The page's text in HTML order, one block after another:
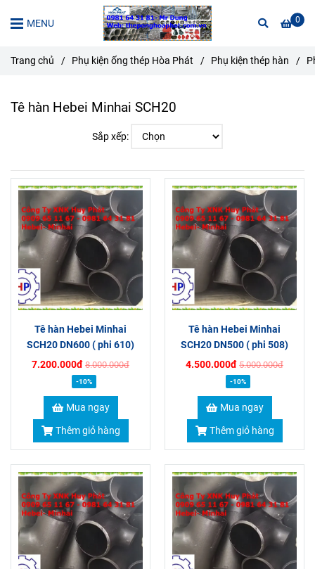
0
MENU
Trang chủ / Phụ kiện ống thép Hòa Phát / Phụ kiện thép hàn /
Tê hàn Hebei Minhai SCH20
Sắp xếp:
Tê hàn Hebei Minhai
SCH20 DN600 ( phi 610)
7.200.000đ 8.000.000đ
-10%
Mua ngay
Thêm giỏ hàng
Tê hàn Hebei Minhai
SCH20 DN500 ( phi 508)
4.500.000đ 5.000.000đ
-10%
Mua ngay
Thêm giỏ hàng